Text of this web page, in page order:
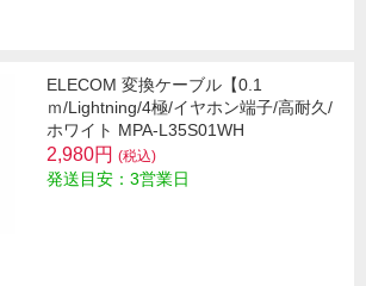
ELECOM 変換ケーブル【0.1
ｍ/Lightning/4極/イヤホン端子/高耐久/
ホワイト MPA-L35S01WH
2,980円 (税込)
発送目安：3営業日